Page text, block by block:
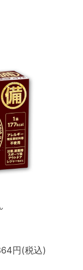
円(税込)